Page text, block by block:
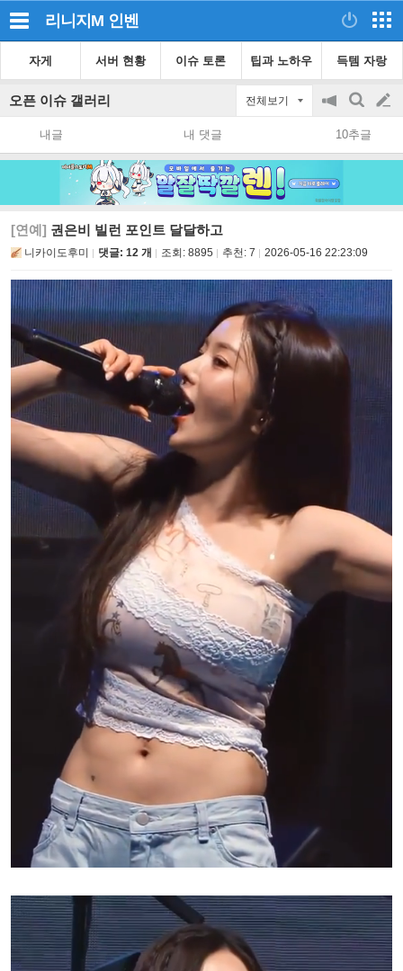
리니지M 인벤
자게 서버 현황 이슈 토론 팁과 노하우 득템 자랑
오픈 이슈 갤러리 전체보기
공
지
on/off
검
색
글
쓰
내글 내 댓글 10추글
[연예] 권은비 빌런 포인트 달달하고
니카이도후미 댓글: 12 개 조회: 8895 추천: 7 2026-05-16 22:23:09